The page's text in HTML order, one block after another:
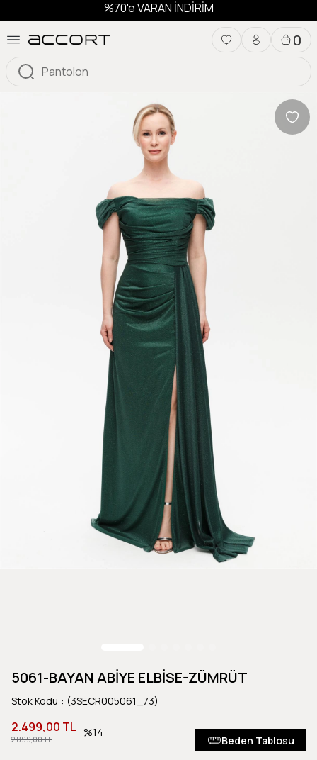
%70'e VARAN İNDİRİM
0
5061-BAYAN ABİYE ELBİSE-ZÜMRÜT
Stok Kodu (3SECR005061_73)
2.899,00 TL
2.499,00 TL 14
Beden Tablosu